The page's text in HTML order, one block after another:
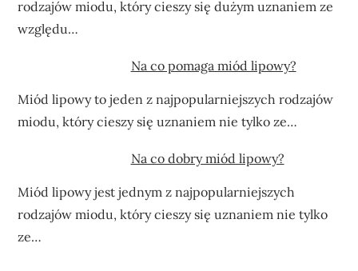
rodzajów miodu, który cieszy się dużym uznaniem ze
względu…
Na co pomaga miód lipowy?
Miód lipowy to jeden z najpopularniejszych rodzajów
miodu, który cieszy się uznaniem nie tylko ze…
Na co dobry miód lipowy?
Miód lipowy jest jednym z najpopularniejszych
rodzajów miodu, który cieszy się uznaniem nie tylko
ze…